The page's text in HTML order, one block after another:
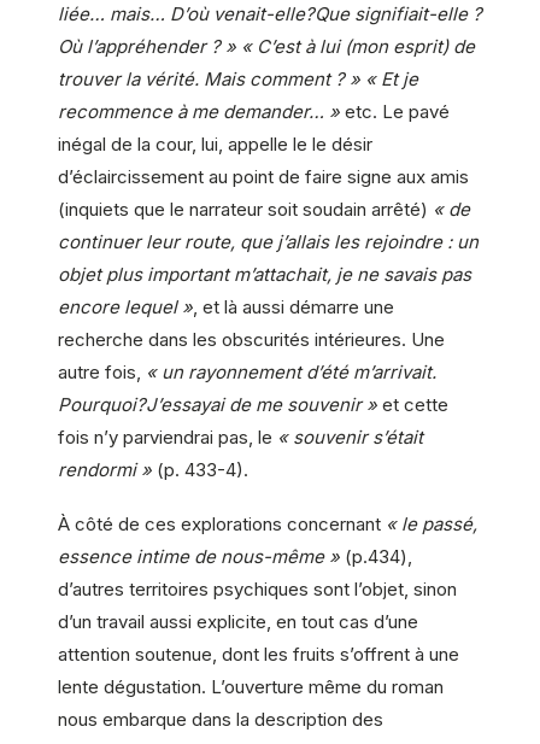
liée… mais… D’où venait-elle?Que signifiait-elle ?
Où l’appréhender ? » « C’est à lui (mon esprit) de
trouver la vérité. Mais comment ? » « Et je
recommence à me demander… » etc. Le pavé
inégal de la cour, lui, appelle le le désir
d’éclaircissement au point de faire signe aux amis
(inquiets que le narrateur soit soudain arrêté) « de
continuer leur route, que j’allais les rejoindre : un
objet plus important m’attachait, je ne savais pas
encore lequel » , et là aussi démarre une
recherche dans les obscurités intérieures. Une
autre fois, « un rayonnement d’été m’arrivait.
Pourquoi?J’essayai de me souvenir » et cette
fois n’y parviendrai pas, le « souvenir s’était
rendormi » (p. 433-4).
À côté de ces explorations concernant « le passé,
essence intime de nous-même » (p.434),
d’autres territoires psychiques sont l’objet, sinon
d’un travail aussi explicite, en tout cas d’une
attention soutenue, dont les fruits s’offrent à une
lente dégustation. L’ouverture même du roman
nous embarque dans la description des